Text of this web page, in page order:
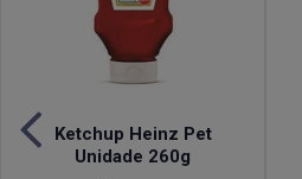
Ketchup Heinz Pet
Unidade 260g